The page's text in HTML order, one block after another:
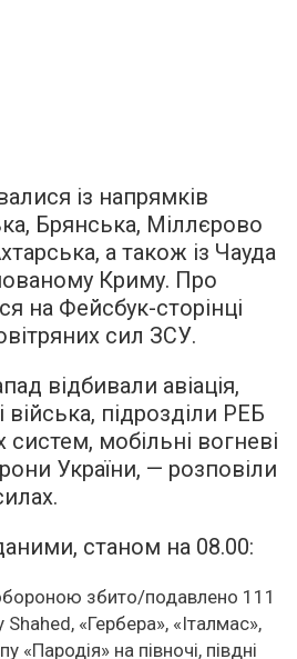
із напрямків
Брянська, Міллєрово
а також із Чауда
Криму. Про
на Фейсбук-сторінці
сил ЗСУ.
відбивали авіація,
війська, підрозділи РЕБ
систем, мобільні вогневі
України, — розповіли
станом на 08.00:
збито/подавлено 111
«Гербера», «Італмас»,
«Пародія» на півночі, півдні